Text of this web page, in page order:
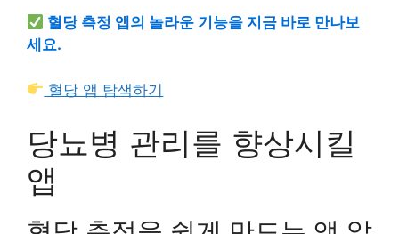
혈당 측정 앱의 놀라운 기능을 지금 바로 만나보
세요.
혈당 앱 탐색하기
당뇨병 관리를 향상시킬
앱